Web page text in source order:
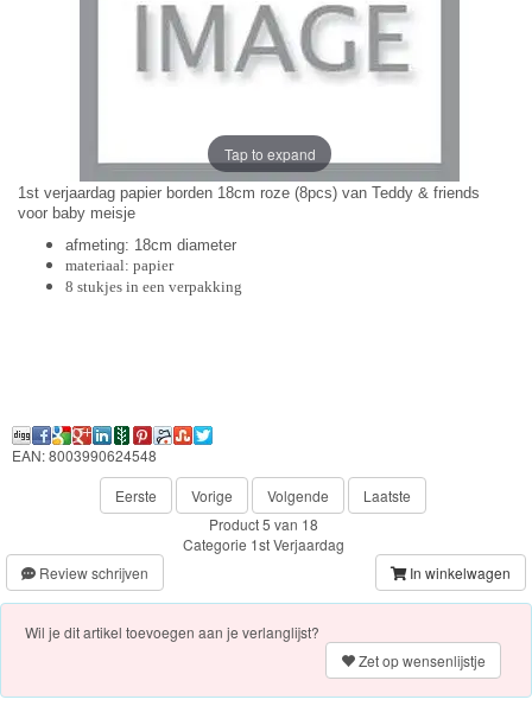
Patrol
Fireman
Sam
Magische
&
Minnie
Puzzels
Avengers
Forever
Friends
Spiderman
Tap to expand
1st verjaardag papier borden 18cm roze (8pcs) van Teddy & friends
voor baby meisje
afmeting: 18cm diameter
materiaal: papier
8 stukjes in een verpakking
EAN: 8003990624548
Eerste
Vorige Volgende
Laatste
Product 5 van 18
Categorie 1st Verjaardag
Review schrijven
In winkelwagen
Wil je dit artikel toevoegen aan je verlanglijst?
Zet op wensenlijstje